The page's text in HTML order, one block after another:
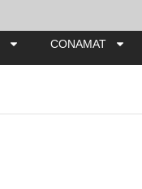
CONAMAT